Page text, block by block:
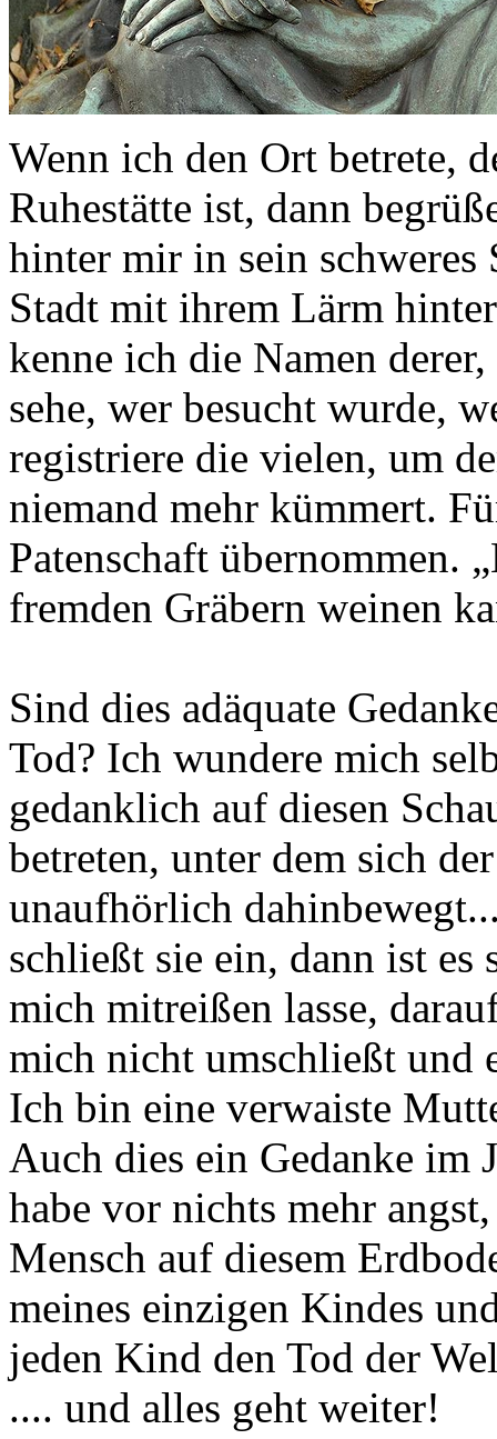
Wenn ich den Ort betrete,
Ruhestätte ist, dann
hinter mir in sein schweres
Stadt mit ihrem Lärm
kenne ich die Namen
sehe, wer besucht wurde,
registriere die vielen, um
niemand mehr kümmert.
Patenschaft übernommen.
fremden Gräbern weinen
Sind dies adäquate
Tod? Ich wundere mich
gedanklich auf diesen
betreten, unter dem sich
unaufhörlich
schließt sie ein, dann ist es
mich mitreißen lasse,
mich nicht umschließt und
Ich bin eine verwaiste
Auch dies ein Gedanke im
habe vor nichts mehr
Mensch auf diesem
meines einzigen Kindes
jeden Kind den Tod der
.... und alles geht weiter!